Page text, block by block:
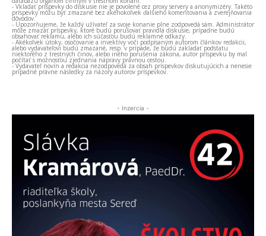
- Vkladať príspevky do diskusie nie je povolené cez proxy servery a anonymizéry. Takéto
príspevky môžu byť zmazané bez akéhokoľvek ďalšieho komentovania a zverejňovania
dôvodov.
- Upozorňujeme, že každý užívateľ za svoje konanie plne zodpovedá sám. Administrátor
môže zmazať príspevky, ktoré budú porušovať pravidlá diskusie, prípadne budú
obsahovať reklamu, alebo ich súčasťou budú reklamné odkazy.
- Akékoľvek útoky, osočovanie a invektívy voči podpísaným autorom článkov redakcii,
alebo vydavateľovi budú zmazané, resp. v prípade, že budú zakladať podstatu
niektorého z trestných činov, alebo iného porušenia zákona, autor príspevku by mal
počítať s možnosťou zjednania nápravy právnou cestou.
- Vydavateľ novín a redakcia nezodpovedá za obsah príspevkov diskutujúcich a nenesie
prípadné právne následky za názory autorov príspevkov.
- Inzercia -